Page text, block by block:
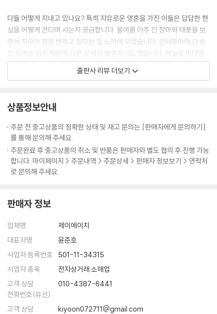
더 건강한 쪽으로
제로그램 대표 이종훈
160
산을 계속 사랑하기 위해서
174
*
시선으로부터
사진 작가 이종범
188
사랑과 사랑을 위하여
색소폰 연주가 김오키
204
친구가 엄청 멋진 협곡을 소개하며 말했죠. “여기가 바로 내 사무실이야.
참 멋지지 않니? 참, 그런데 너는 무슨 부족이야?” 한땐 사무실 하나 없다
는 사실이 저를 주눅 들게 했지만 그 말 덕분에 저도 이미 멋진 사무실을 갖
고 있었단 사실이 떠올랐어요. 그것도 아주 멋지고 엄청 넓은.
--- p. 119
요즘은 환경 문제에 관심이 가더라고요. 건강하게 사는 게 중요한데, 물과
망가졌고요. 사회적 거리 두기도 중요하지만 생태적 거리 두기를 하는 시
각해요.
다들 어떻게 지내고 있나요? 특히 자유로운 영혼을 가진 이들은 답답한 현
실을 어떻게 견디며 사는지 궁금합니다. 올여름 아주 긴 장마와 태풍을 보
면서 지구가 점점 변하고 있다는 걸 느끼게 되었습니다. 인터뷰하러 간 순
천 지역은 침수 때문에 다른 곳에서 촬영하기도 했습니다. 메일로 비대면
인터뷰를 하는 것도 익숙해졌습니다. 환경이 이렇듯 빠르게 변하다니. 나
이가 들수록 의지했던 부모님이 점점 작게 느껴지는 것처럼 지구가 점점
또한 『베어』도 많은 변화가 생겼습니다. 판형도 작아지고 일러스트도 넣고
새로운 형식의 인터뷰도 시도했습니다. 이런 변화가 좋은 것인지는 모르겠
습니다. 하지만 멈춰 있고 싶지 않습니다. 새로움과 도전이 없으면 존재가
무의미합니다. 노마드는 안정된 삶보다 모험을 선택하는 삶의 방식입니다.
우리는 부모와 다른 환경에서 살고 있으니 과거의 안정된 삶이 유효하지
하며 낯선 장소에서 창의적으로 살아가고 있습니다.
편집장 서상민
출판사 리뷰 더보기
상품정보안내
주문 전 중고상품의 정확한 상태 및 재고 문의는 [판매자에게 문의하기]
를 통해 문의해 주세요.
주문완료 후 중고상품의 취소 및 반품은 판매자와 별도 협의 후 진행 가능
합니다. 마이페이지 > 주문내역 > 주문상세 > 판매자 정보보기 > 연락처
로 문의해 주세요.
판매자 정보
업체명
제이에이치
대표자명
윤준호
사업자 등록번호
501-11-34315
사업자 종목
전자상거래 소매업
고객 상담
전화번호(유선)
010-4387-6441
고객 상담
kiyoon072711@gmail.com